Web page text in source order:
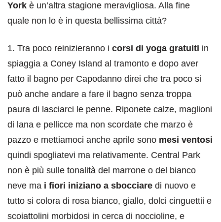
York è un’altra stagione meravigliosa. Alla fine
quale non lo è in questa bellissima città?
1. Tra poco reinizieranno i corsi di yoga gratuiti in
spiaggia a Coney Island al tramonto e dopo aver
fatto il bagno per Capodanno direi che tra poco si
può anche andare a fare il bagno senza troppa
paura di lasciarci le penne. Riponete calze, maglioni
di lana e pellicce ma non scordate che marzo è
pazzo e mettiamoci anche aprile sono mesi ventosi
quindi spogliatevi ma relativamente. Central Park
non è più sulle tonalità del marrone o del bianco
neve ma i fiori iniziano a sbocciare di nuovo e
tutto si colora di rosa bianco, giallo, dolci cinguettii e
scoiattolini morbidosi in cerca di noccioline, e